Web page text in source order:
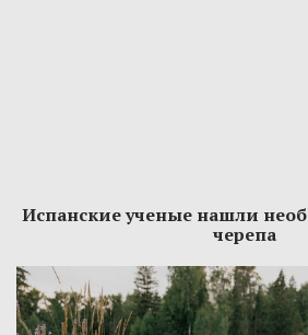
Испанские ученые нашли
черепа